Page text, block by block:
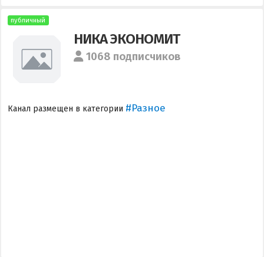
публичный
НИКА ЭКОНОМИТ
1068 подписчиков
Канал размещен в категории #Разное